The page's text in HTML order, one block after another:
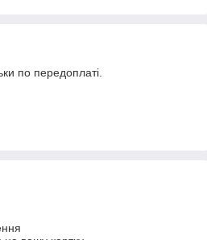
по передоплаті.